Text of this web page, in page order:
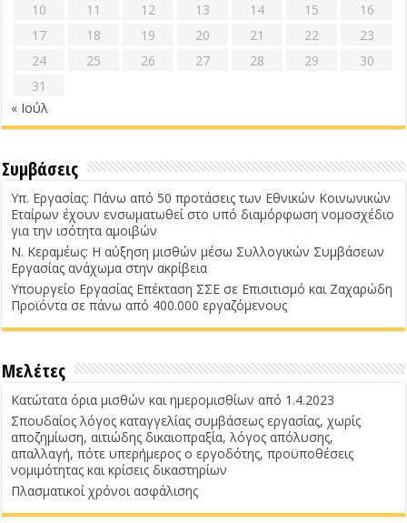
10
11 12 13 14 15
16
17
18 19 20 21 22
23
24
25 26 27 28 29
30
31
« Ιούλ
Συμβάσεις
Υπ. Εργασίας: Πάνω από 50 προτάσεις των Εθνικών Κοινωνικών
Εταίρων έχουν ενσωματωθεί στο υπό διαμόρφωση νομοσχέδιο
για την ισότητα αμοιβών
Ν. Κεραμέως: Η αύξηση μισθών μέσω Συλλογικών Συμβάσεων
Εργασίας ανάχωμα στην ακρίβεια
Υπουργείο Εργασίας Επέκταση ΣΣΕ σε Επισιτισμό και Ζαχαρώδη
Προϊόντα σε πάνω από 400.000 εργαζόμενους
Μελέτες
Κατώτατα όρια μισθών και ημερομισθίων από 1.4.2023
Σπουδαίος λόγος καταγγελίας συμβάσεως εργασίας, χωρίς
αποζημίωση, αιτιώδης δικαιοπραξία, λόγος απόλυσης,
απαλλαγή, πότε υπερήμερος ο εργοδότης, προϋποθέσεις
νομιμότητας και κρίσεις δικαστηρίων
Πλασματικοί χρόνοι ασφάλισης